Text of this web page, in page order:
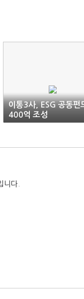
이통3사, ESG 공동펀
400억 조성
니다.